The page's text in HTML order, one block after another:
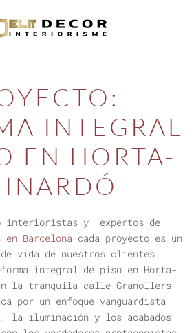
INTEGRAL
EN HORTA-
interioristas y expertos de
Barcelona cada proyecto es un
vida de nuestros clientes.
integral de piso en Horta-
la tranquila calle Granollers
por un enfoque vanguardista
la iluminación y los acabados